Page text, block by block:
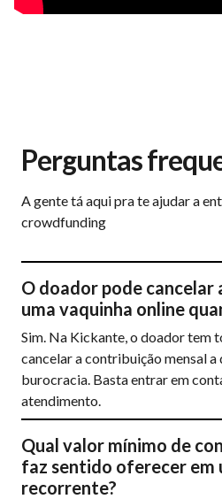
Perguntas
A gente tá aqui pra te ajudar a
crowdfunding
O doador pode cancelar
uma vaquinha online
Sim. Na Kickante, o doador tem
cancelar a contribuição mensal
burocracia. Basta entrar em
atendimento.
Qual valor mínimo de
faz sentido oferecer em
recorrente?